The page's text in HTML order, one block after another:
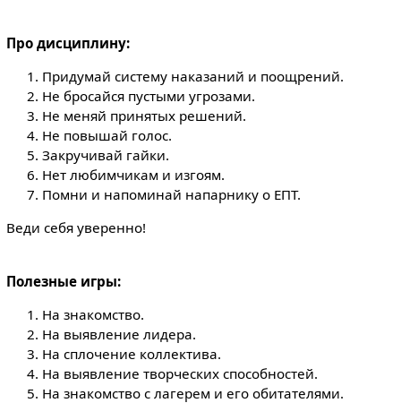
Про дисциплину:
Придумай систему наказаний и поощрений.
Не бросайся пустыми угрозами.
Не меняй принятых решений.
Не повышай голос.
Закручивай гайки.
Нет любимчикам и изгоям.
Помни и напоминай напарнику о ЕПТ.
Веди себя уверенно!
Полезные игры:
На знакомство.
На выявление лидера.
На сплочение коллектива.
На выявление творческих способностей.
На знакомство с лагерем и его обитателями.